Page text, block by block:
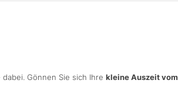
Gönnen Sie sich Ihre kleine Auszeit vom